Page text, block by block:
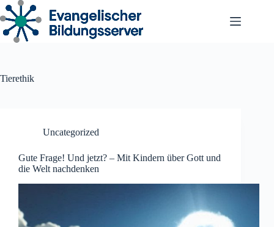
Zum
Inhalt
springen
Tierethik
Uncategorized
Gute Frage! Und jetzt? – Mit Kindern über Gott und
die Welt nachdenken